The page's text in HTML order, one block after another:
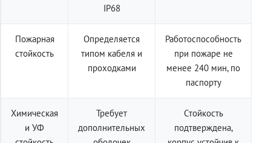
IP68
Пожарная
стойкость
Определяется
типом кабеля и
проходками
Работоспособность
при пожаре не
менее 240 мин, по
паспорту
Химическая
и УФ
Требует
дополнительных
Стойкость
подтверждена,